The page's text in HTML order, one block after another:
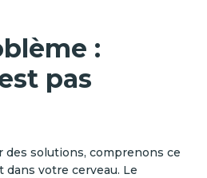
:
pas
des solutions, comprenons ce
votre cerveau. Le